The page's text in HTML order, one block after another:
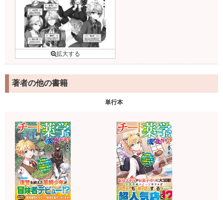
著者の他の書籍
単行本